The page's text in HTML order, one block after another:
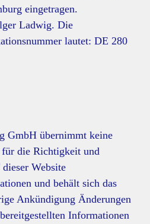
eingetragen.
Ladwig. Die
lautet: DE 280
GmbH übernimmt keine
die Richtigkeit und
Website
und behält sich das
Ankündigung Änderungen
Informationen